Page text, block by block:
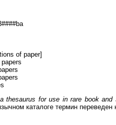
of paper]
thesaurus for use in rare book and
каталоге термин переведен